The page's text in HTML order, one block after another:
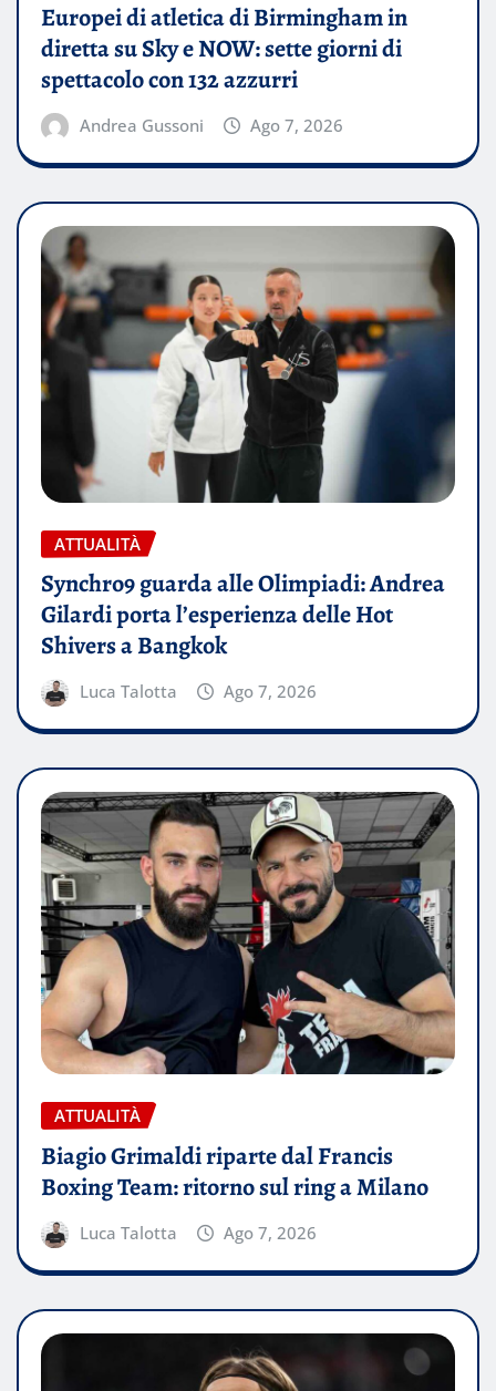
Europei di atletica di Birmingham in
diretta su Sky e NOW: sette giorni di
spettacolo con 132 azzurri
Andrea Gussoni Ago 7, 2026
ATTUALITÀ
Synchro9 guarda alle Olimpiadi: Andrea
Gilardi porta l’esperienza delle Hot
Shivers a Bangkok
Luca Talotta Ago 7, 2026
ATTUALITÀ
Biagio Grimaldi riparte dal Francis
Boxing Team: ritorno sul ring a Milano
Luca Talotta Ago 7, 2026